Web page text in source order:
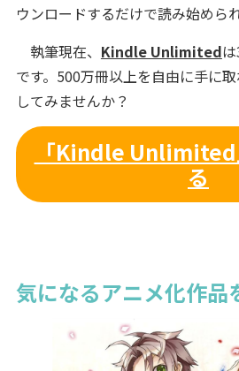
ウンロードするだけで読み始められ
執筆現在、 Kindle Unlimited
です。500万冊以上を自由に手に
してみませんか？
「Kindle Unlimited
る
気になるアニメ化作品